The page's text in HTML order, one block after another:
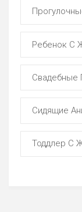
Ребенок С
Свадебные
Сидящие
Тоддлер С